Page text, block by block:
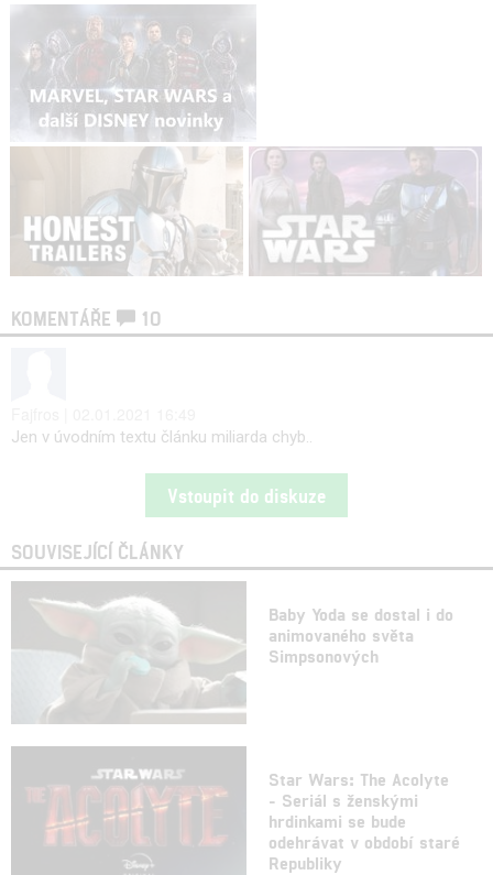
KOMENTÁŘE 10
Jen v úvodním textu článku miliarda chyb..
Vstoupit do diskuze
SOUVISEJÍCÍ ČLÁNKY
Baby Yoda se dostal i do
animovaného světa
Simpsonových
Star Wars: The Acolyte
- Seriál s ženskými
hrdinkami se bude
odehrávat v období staré
Republiky